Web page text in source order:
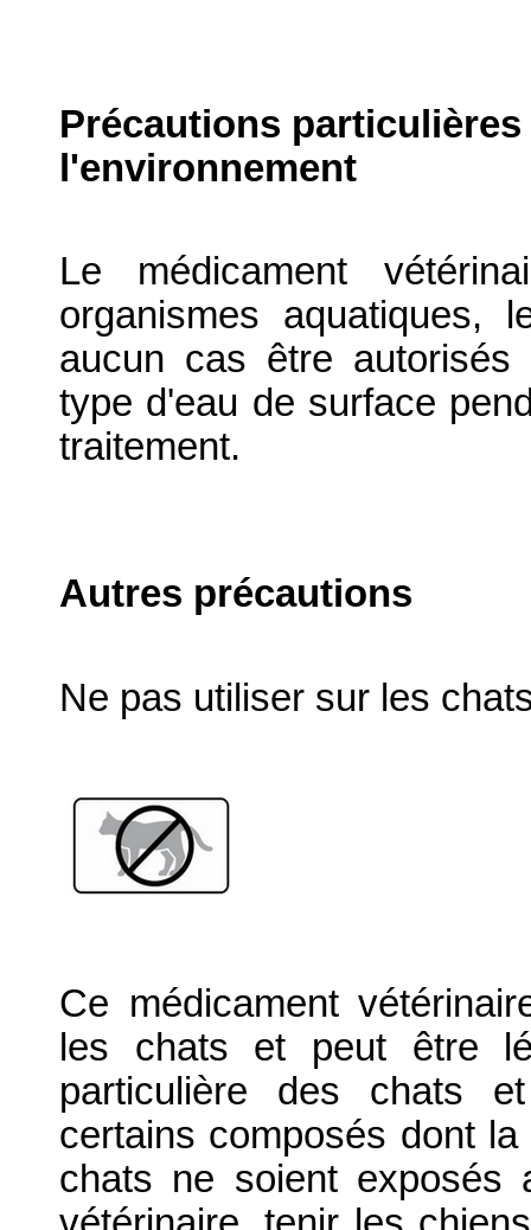
Précautions
l'environnement
Le médicament
organismes aquatiques,
aucun cas être
type d'eau de surface
traitement.
Autres précautions
Ne pas utiliser sur les
Ce médicament
les chats et peut être
particulière des chats
certains composés dont la
chats ne soient exposés